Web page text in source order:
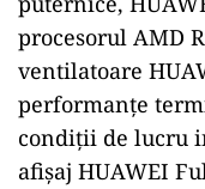
procesorul AMD
ventilatoare
performanțe
condiții de lucru
afișaj HUAWEI